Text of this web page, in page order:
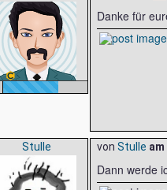
Danke für
Stulle von Stulle am
Dann werde